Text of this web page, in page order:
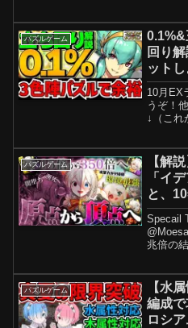
◆配信日
テージ...
パズルゲーム
0.1%&
回り
ット
ン【
10月EX
うぞ！
↓（これ
ひ見て
のテン
パズルゲーム
【解
「イ
と、
【パ
Specail
兆倍の
は変わ
「イ...
パズルゲーム
【水
編成
ロシ